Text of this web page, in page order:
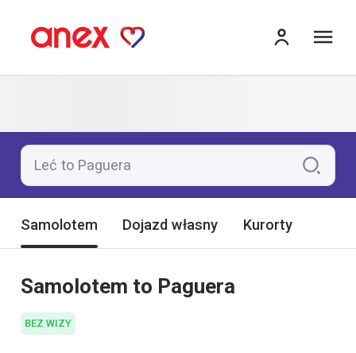
Leć to Paguera
Samolotem Dojazd własny Kurorty
Samolotem to Paguera
BEZ WIZY